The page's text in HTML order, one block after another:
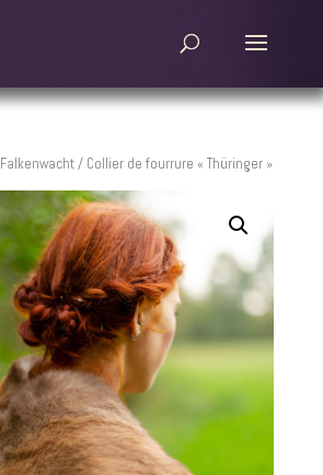
Falkenwacht/ Collier de fourrure « Thüringer »